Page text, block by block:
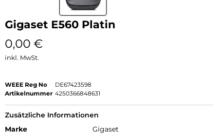
Gigaset E560 Platin
0,00 €
inkl. MwSt.
WEEE Reg No
DE67423598
Artikelnummer 4250366848631
Zusätzliche Informationen
Marke
Gigaset